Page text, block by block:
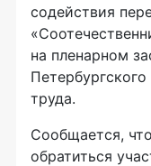
содействия
на пленарном
труда.
Сообщается,
обратиться